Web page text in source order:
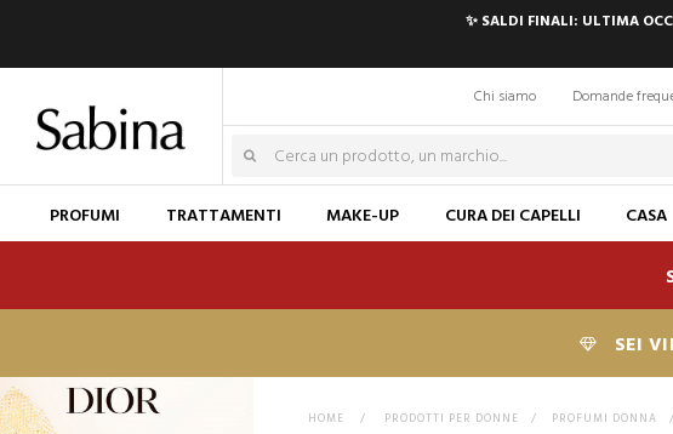
✨ SALDI FINALI: ULTIMA
Chi siamo Domande
PROFUMI TRATTAMENTI MAKE-UP CURA DEI CAPELLI CASA
SEI
HOME > PRODOTTI PER DONNE > PROFUMI DONNA >